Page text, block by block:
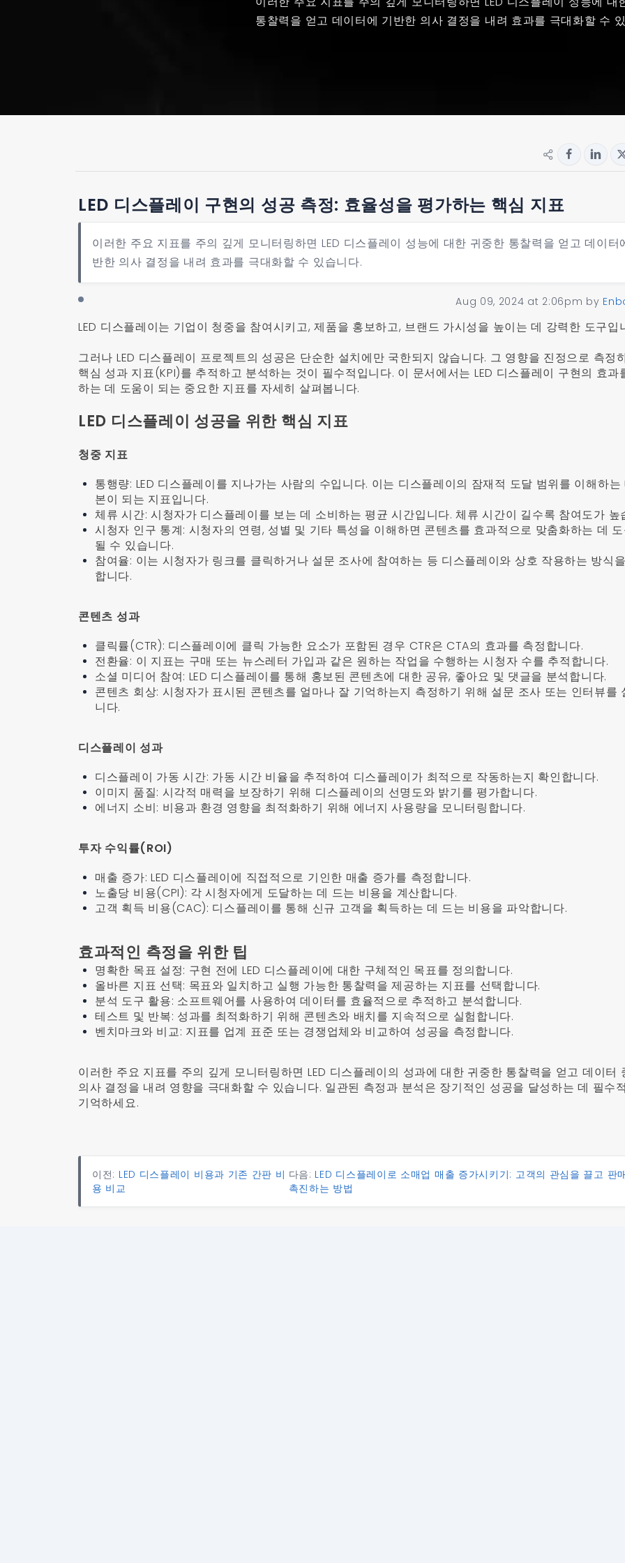
통찰력을 얻고 데이터에 기반한 의사 결정을 내려 효과를 극대화할 수
LED 디스플레이 구현의 성공 측정: 효율성을 평가하는 핵심 지표
이러한 주요 지표를 주의 깊게 모니터링하면 LED 디스플레이 성능에 대한 귀중한 통찰력을 얻고 데이터
반한 의사 결정을 내려 효과를 극대화할 수 있습니다.
Aug 09, 2024 at 2:06pm by
LED 디스플레이는 기업이 청중을 참여시키고, 제품을 홍보하고, 브랜드 가시성을 높이는 데 강력한 도구입
그러나 LED 디스플레이 프로젝트의 성공은 단순한 설치에만 국한되지 않습니다. 그 영향을 진정으로 측정
핵심 성과 지표(KPI)를 추적하고 분석하는 것이 필수적입니다. 이 문서에서는 LED 디스플레이 구현의 효과
하는 데 도움이 되는 중요한 지표를 자세히 살펴봅니다.
LED 디스플레이 성공을 위한 핵심 지표
청중 지표
통행량: LED 디스플레이를 지나가는 사람의 수입니다. 이는 디스플레이의 잠재적 도달 범위를 이해하는
본이 되는 지표입니다.
체류 시간: 시청자가 디스플레이를 보는 데 소비하는 평균 시간입니다. 체류 시간이 길수록 참여도가 높
시청자 인구 통계: 시청자의 연령, 성별 및 기타 특성을 이해하면 콘텐츠를 효과적으로 맞춤화하는 데
될 수 있습니다.
참여율: 이는 시청자가 링크를 클릭하거나 설문 조사에 참여하는 등 디스플레이와 상호 작용하는 방식
합니다.
콘텐츠 성과
클릭률(CTR): 디스플레이에 클릭 가능한 요소가 포함된 경우 CTR은 CTA의 효과를 측정합니다.
전환율: 이 지표는 구매 또는 뉴스레터 가입과 같은 원하는 작업을 수행하는 시청자 수를 추적합니다.
소셜 미디어 참여: LED 디스플레이를 통해 홍보된 콘텐츠에 대한 공유, 좋아요 및 댓글을 분석합니다.
콘텐츠 회상: 시청자가 표시된 콘텐츠를 얼마나 잘 기억하는지 측정하기 위해 설문 조사 또는 인터뷰를
니다.
디스플레이 성과
디스플레이 가동 시간: 가동 시간 비율을 추적하여 디스플레이가 최적으로 작동하는지 확인합니다.
이미지 품질: 시각적 매력을 보장하기 위해 디스플레이의 선명도와 밝기를 평가합니다.
에너지 소비: 비용과 환경 영향을 최적화하기 위해 에너지 사용량을 모니터링합니다.
투자 수익률(ROI)
매출 증가: LED 디스플레이에 직접적으로 기인한 매출 증가를 측정합니다.
노출당 비용(CPI): 각 시청자에게 도달하는 데 드는 비용을 계산합니다.
고객 획득 비용(CAC): 디스플레이를 통해 신규 고객을 획득하는 데 드는 비용을 파악합니다.
효과적인 측정을 위한 팁
명확한 목표 설정: 구현 전에 LED 디스플레이에 대한 구체적인 목표를 정의합니다.
올바른 지표 선택: 목표와 일치하고 실행 가능한 통찰력을 제공하는 지표를 선택합니다.
분석 도구 활용: 소프트웨어를 사용하여 데이터를 효율적으로 추적하고 분석합니다.
테스트 및 반복: 성과를 최적화하기 위해 콘텐츠와 배치를 지속적으로 실험합니다.
벤치마크와 비교: 지표를 업계 표준 또는 경쟁업체와 비교하여 성공을 측정합니다.
이러한 주요 지표를 주의 깊게 모니터링하면 LED 디스플레이의 성과에 대한 귀중한 통찰력을 얻고 데이터
의사 결정을 내려 영향을 극대화할 수 있습니다. 일관된 측정과 분석은 장기적인 성공을 달성하는 데 필수
기억하세요.
이전: LED 디스플레이 비용과 기존 간판 비
용 비교
다음: LED 디스플레이로 소매업 매출 증가시키기: 고객의 관심을 끌고 판
촉진하는 방법